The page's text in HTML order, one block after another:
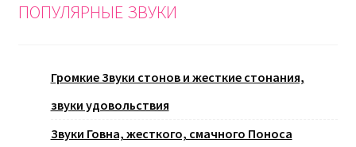
ПОПУЛЯРНЫЕ ЗВУКИ
Громкие Звуки стонов и жесткие стонания,
звуки удовольствия
Звуки Говна, жесткого, смачного Поноса